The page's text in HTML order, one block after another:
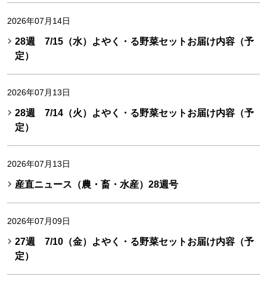
2026年07月14日
28週 7/15（水）よやく・る野菜セットお届け内容（予
定）
2026年07月13日
28週 7/14（火）よやく・る野菜セットお届け内容（予
定）
2026年07月13日
産直ニュース（農・畜・水産）28週号
2026年07月09日
27週 7/10（金）よやく・る野菜セットお届け内容（予
定）